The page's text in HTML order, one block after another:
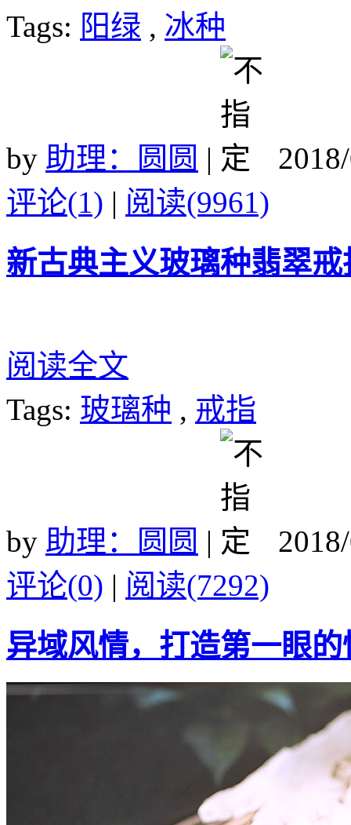
Tags: 阳绿 , 冰种
by 助理：圆圆 |
评论(1) | 阅读(9961)
新古典主义玻璃种翡翠戒
阅读全文
Tags: 玻璃种 , 戒指
by 助理：圆圆 |
评论(0) | 阅读(7292)
异域风情，打造第一眼的